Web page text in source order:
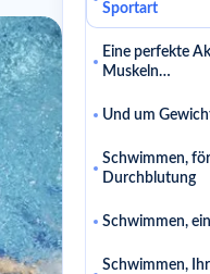
Sportart
Eine perfekte
Muskeln…
Und um
Schwimmen,
Durchblutung
Schwimmen,
Schwimmen,